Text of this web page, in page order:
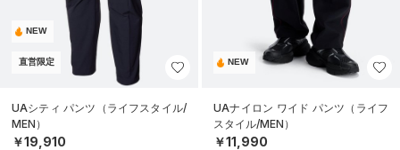
NEW
直営限定
UAシティ パンツ（ライフスタイル/
MEN）
￥19,910
NEW
UAナイロン ワイド パンツ（ライフ
スタイル/MEN）
￥11,990